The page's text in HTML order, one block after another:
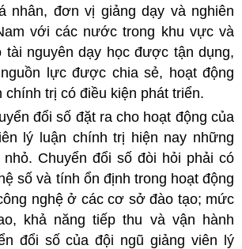
nhân, đơn vị giảng dạy và nghiên
với các nước trong khu vực và
nguyên dạy học được tận dụng,
lực được chia sẻ, hoạt động
chính trị có điều kiện phát triển.
đổi số đặt ra cho hoạt động của
lý luận chính trị hiện nay những
nhỏ. Chuyển đổi số đòi hỏi phải có
số và tính ổn định trong hoạt động
nghệ ở các cơ sở đào tạo; mức
khả năng tiếp thu và vận hành
đổi số của đội ngũ giảng viên lý